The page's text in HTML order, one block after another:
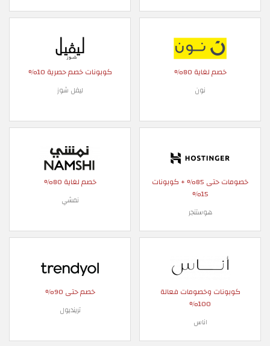
خصم لغاية 80%
نون
كوبونات خصم حصرية 10%
ليفل شوز
خصومات حتى 85% + كوبونات
15%
هوستنجر
خصم لغاية 80%
نمشي
كوبونات وخصومات فعالة
100%
اناس
خصم حتى 90%
ترينديول